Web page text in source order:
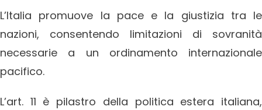
L’Italia promuove la pace e la giustizia tra le
nazioni, consentendo limitazioni di sovranità
necessarie a un ordinamento internazionale
pacifico.
L’art. 11 è pilastro della politica estera italiana,